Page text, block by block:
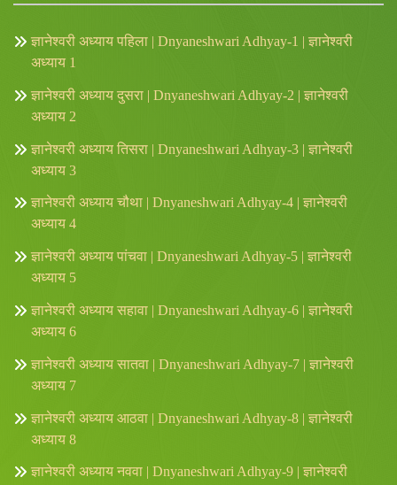
ज्ञानेश्वरी अध्याय पहिला | Dnyaneshwari Adhyay-1 | ज्ञानेश्वरी
अध्याय 1
ज्ञानेश्वरी अध्याय दुसरा | Dnyaneshwari Adhyay-2 | ज्ञानेश्वरी
अध्याय 2
ज्ञानेश्वरी अध्याय तिसरा | Dnyaneshwari Adhyay-3 | ज्ञानेश्वरी
अध्याय 3
ज्ञानेश्वरी अध्याय चौथा | Dnyaneshwari Adhyay-4 | ज्ञानेश्वरी
अध्याय 4
ज्ञानेश्वरी अध्याय पांचवा | Dnyaneshwari Adhyay-5 | ज्ञानेश्वरी
अध्याय 5
ज्ञानेश्वरी अध्याय सहावा | Dnyaneshwari Adhyay-6 | ज्ञानेश्वरी
अध्याय 6
ज्ञानेश्वरी अध्याय सातवा | Dnyaneshwari Adhyay-7 | ज्ञानेश्वरी
अध्याय 7
ज्ञानेश्वरी अध्याय आठवा | Dnyaneshwari Adhyay-8 | ज्ञानेश्वरी
अध्याय 8
ज्ञानेश्वरी अध्याय नववा | Dnyaneshwari Adhyay-9 | ज्ञानेश्वरी